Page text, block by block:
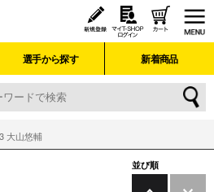
選手から探す 新着商品
大山悠輔
並び順